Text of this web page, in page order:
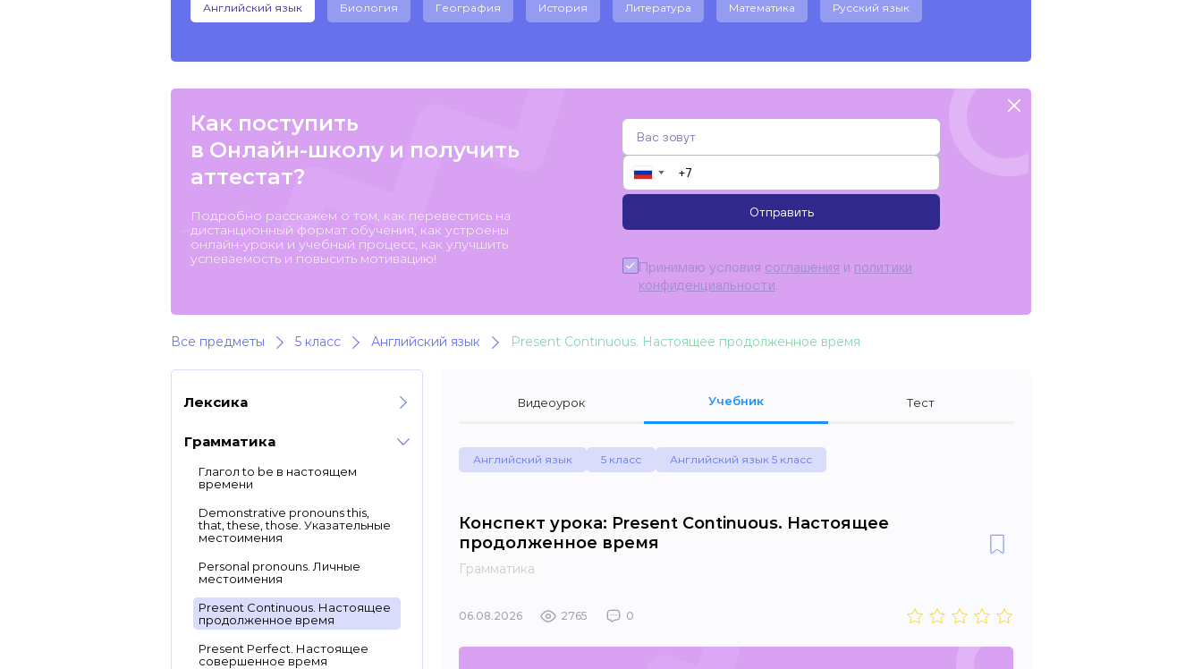
Английский язык Биология География История Литература Математика Русский язык
Как поступить
в Онлайн-школу и получить
аттестат?
Подробно расскажем о том, как перевестись на
дистанционный формат обучения, как устроены
онлайн-уроки и учебный процесс, как улучшить
успеваемость и повысить мотивацию!
▼
Отправить
Принимаю условия соглашения и политики
конфиденциальности
Все предметы 5 класс Английский язык Present Continuous. Настоящее продолженное время
Лексика
Грамматика
Глагол to be в настоящем
времени
Demonstrative pronouns this,
that, these, those. Указательные
местоимения
Personal pronouns. Личные
местоимения
Present Continuous. Настоящее
продолженное время
Present Perfect. Настоящее
совершенное время
Видеоурок Учебник Тест
Английский язык 5 класс Английский язык 5 класс
Конспект урока: Present Continuous. Настоящее
продолженное время
Грамматика
06.08.2026 2765 0